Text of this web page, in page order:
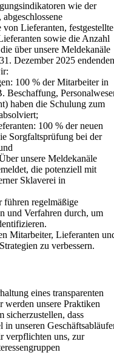
wie der
Lieferanten, festgestellte
sowie die Anzahl
über unsere Meldekanäle
Dezember 2025 endenden
100 % der Mitarbeiter in
Beschaffung,
haben die Schulung zum
100 % der neuen
Sorgfaltsprüfung bei der
unsere Meldekanäle
die potenziell mit
Sklaverei in
führen regelmäßige
und Verfahren durch, um
Mitarbeiter, Lieferanten
zu verbessern.
eines transparenten
werden unsere Praktiken
sicherzustellen, dass
in unseren
verpflichten uns, zur